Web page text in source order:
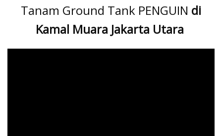
Tanam Ground Tank PENGUIN di
Kamal Muara Jakarta Utara